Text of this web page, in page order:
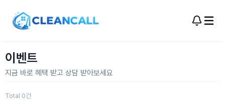
이벤트
지금 바로 혜택 받고 상담 받아보세요
Total 0건